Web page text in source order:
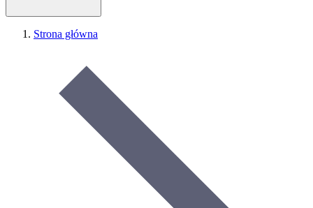
Strona główna